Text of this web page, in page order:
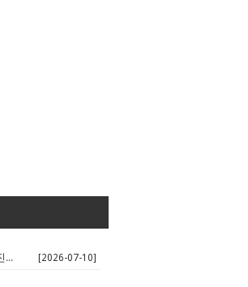
🌍 경기 AI 스타트업 해외 진출 판... [2026-07-10]